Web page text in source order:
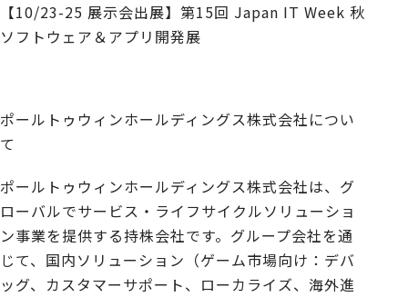
【10/23-25 展示会出展】第15回 Japan IT Week 秋
ソフトウェア＆アプリ開発展
ポールトゥウィンホールディングス株式会社につい
て
ポールトゥウィンホールディングス株式会社は、グ
ローバルでサービス・ライフサイクルソリューショ
ン事業を提供する持株会社です。グループ会社を通
じて、国内ソリューション（ゲーム市場向け：デバ
ッグ、カスタマーサポート、ローカライズ、海外進